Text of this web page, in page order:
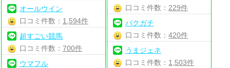
オールウイン
口コミ件数： 1,594件
超すごい競馬
口コミ件数：700件
ウマフル
口コミ件数： 229件
バクガチ
口コミ件数： 420件
うまジェネ
口コミ件数： 1,503件